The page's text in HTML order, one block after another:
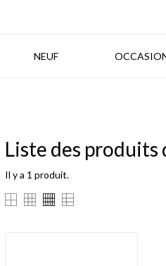
NEUF
Liste des produits
Il y a 1 produit.